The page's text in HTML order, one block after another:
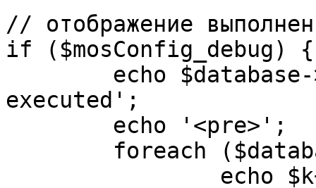
// отображение
if ($mosConfig_debug) {
executed';